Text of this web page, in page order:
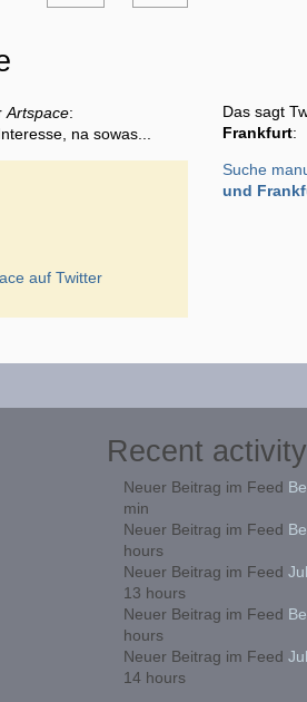
Artspace:
na sowas...
auf Twitter
Das sagt
Frankfurt:
Suche
und
Recent activity
Neuer Beitrag im Feed
min
Neuer Beitrag im Feed
hours
Neuer Beitrag im Feed
13 hours
Neuer Beitrag im Feed
hours
Neuer Beitrag im Feed
14 hours